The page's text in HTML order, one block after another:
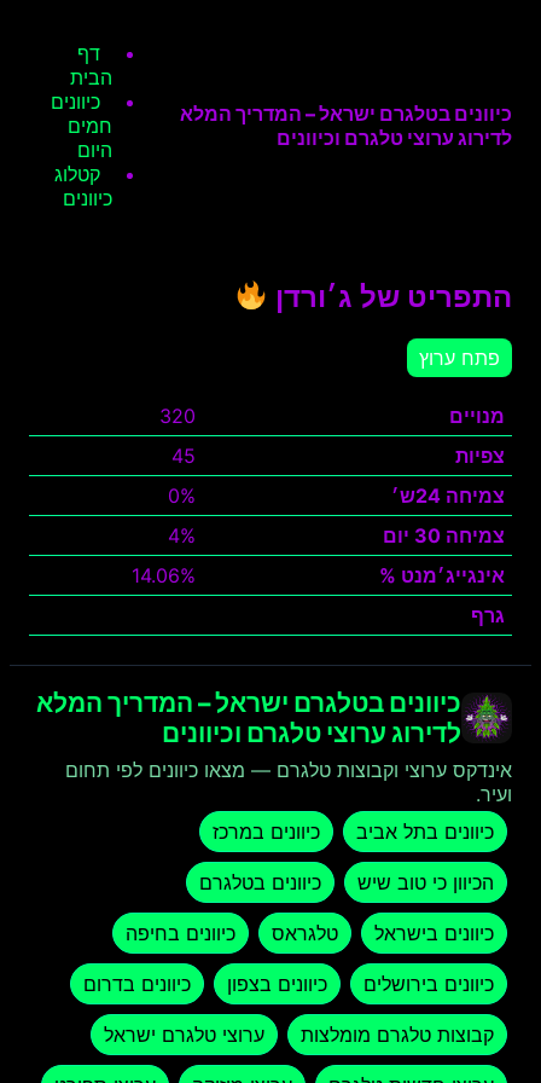
כיוונים בטלגרם ישראל – המדריך המלא
לדירוג ערוצי טלגרם וכיוונים
דף
הבית
כיוונים
חמים
היום
קטלוג
כיוונים
התפריט של ג׳ורדן
פתח ערוץ
מנויים
320
צפיות
45
צמיחה 24ש׳
0%
צמיחה 30 יום
4%
אינגייג׳מנט %
14.06%
גרף
כיוונים בטלגרם ישראל – המדריך המלא
לדירוג ערוצי טלגרם וכיוונים
אינדקס ערוצי וקבוצות טלגרם — מצאו כיוונים לפי תחום
ועיר.
כיוונים בתל אביב
כיוונים במרכז
הכיוון כי טוב שיש כיוונים בטלגרם
כיוונים בישראל טלגראס כיוונים בחיפה
כיוונים בירושלים כיוונים בצפון כיוונים בדרום
קבוצות טלגרם מומלצות ערוצי טלגרם ישראל